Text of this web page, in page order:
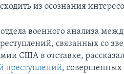
из осознания
военного анализа
связанных со
США в отставке,
преступлений,